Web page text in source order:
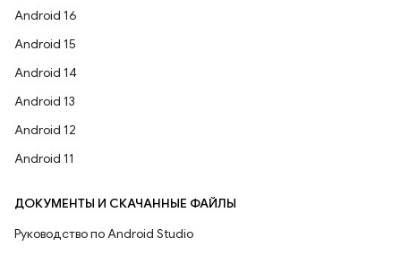
Android 16
Android 15
Android 14
Android 13
Android 12
Android 11
ДОКУМЕНТЫ И СКАЧАННЫЕ ФАЙЛЫ
Руководство по Android Studio